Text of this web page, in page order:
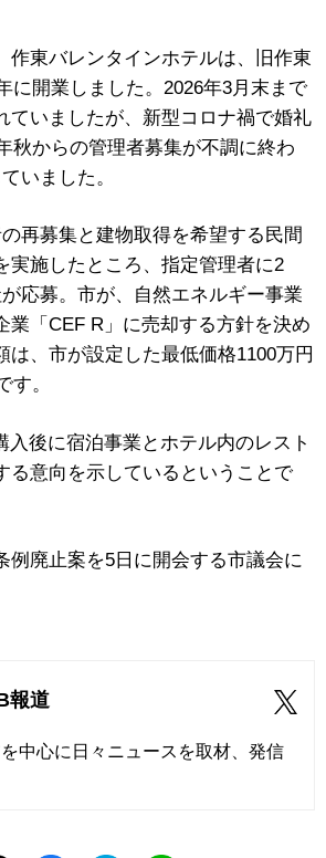
東バレンタインホテルは、旧作東
に開業しました。2026年3月末まで
ていましたが、新型コロナ禍で婚礼
秋からの管理者募集が不調に終わ
いました。
再募集と建物取得を希望する民間
実施したところ、指定管理者に2
応募。市が、自然エネルギー事業
業「CEF R」に売却する方針を決め
は、市が設定した最低価格1100万円
す。
後に宿泊事業とホテル内のレスト
る意向を示しているということで
廃止案を5日に開会する市議会に
報道
中心に日々ニュースを取材、発信